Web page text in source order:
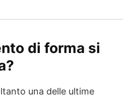
di forma si
una delle ultime